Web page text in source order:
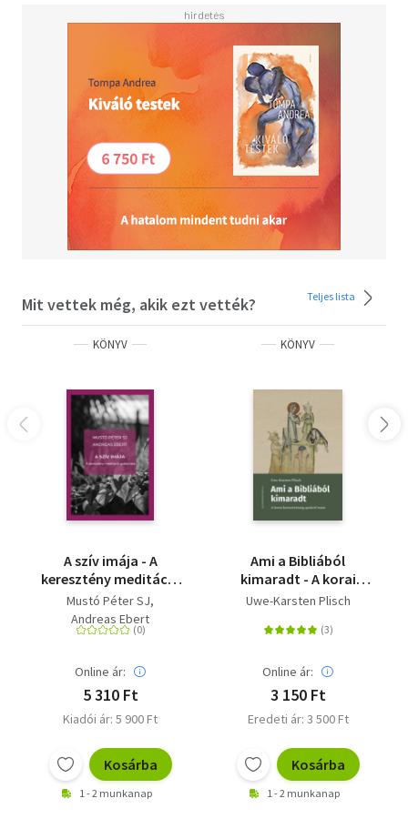
Mit vettek még, akik ezt vették? Teljes lista
KÖNYV
A szív imája - A
keresztény meditáció
gyakorlata
Mustó Péter SJ
Andreas Ebert
Online ár:
5 310 Ft
Kiadói ár: 5 900 Ft
Kosárba
1 - 2 munkanap
KÖNYV
Ami a Bibliából
kimaradt - A korai
keresztyénség apokrif
Uwe-Karsten Plisch
Online ár:
3 150 Ft
Eredeti ár: 3 500 Ft
Kosárba
1 - 2 munkanap